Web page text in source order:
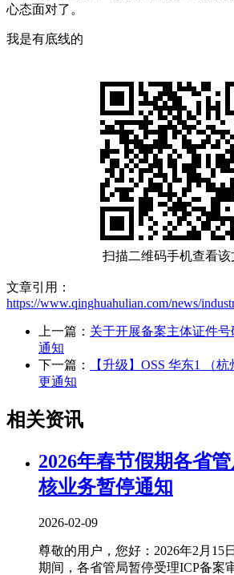
心态面对了。
我是有底线的
扫描二维码手机查看该
文章引用：
https://www.qinghuahulian.com/news/
上一篇： 关于开展备案主体证件
通知
下一篇：
【升级】OSS 华东1 （
更通知
相关资讯
2026年春节假期各省
核业务暂停通知
2026-02-09
尊敬的用户，您好：2026年2月15
期间，各省管局暂停受理ICP备案